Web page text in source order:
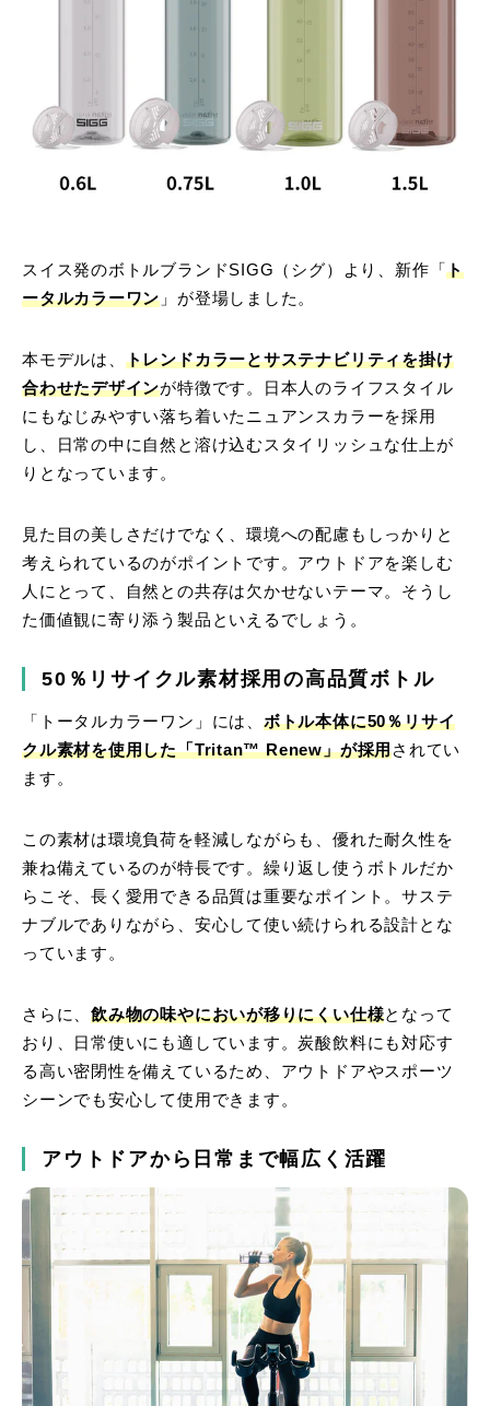
スイス発のボトルブランドSIGG（シグ）より、新作「ト
ータルカラーワン 」が登場しました。
本モデルは、 トレンドカラーとサステナビリティを掛け
合わせたデザインが特徴です。日本人のライフスタイル
にもなじみやすい落ち着いたニュアンスカラーを採用
し、日常の中に自然と溶け込むスタイリッシュな仕上が
りとなっています。
見た目の美しさだけでなく、環境への配慮もしっかりと
考えられているのがポイントです。アウトドアを楽しむ
人にとって、自然との共存は欠かせないテーマ。そうし
た価値観に寄り添う製品といえるでしょう。
50％リサイクル素材採用の高品質ボトル
「トータルカラーワン」には、 ボトル本体に50％リサイ
クル素材を使用した「Tritan™ Renew」が採用されてい
ます。
この素材は環境負荷を軽減しながらも、優れた耐久性を
兼ね備えているのが特長です。繰り返し使うボトルだか
らこそ、長く愛用できる品質は重要なポイント。サステ
ナブルでありながら、安心して使い続けられる設計とな
っています。
さらに、飲み物の味やにおいが移りにくい仕様となって
おり、日常使いにも適しています。炭酸飲料にも対応す
る高い密閉性を備えているため、アウトドアやスポーツ
シーンでも安心して使用できます。
アウトドアから日常まで幅広く活躍